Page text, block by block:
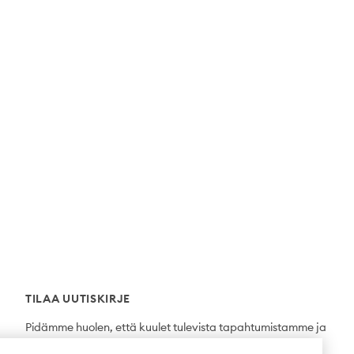
TILAA UUTISKIRJE
Pidämme huolen, että kuulet tulevista tapahtumistamme ja
uutuuksista ensimmäisten joukossa.